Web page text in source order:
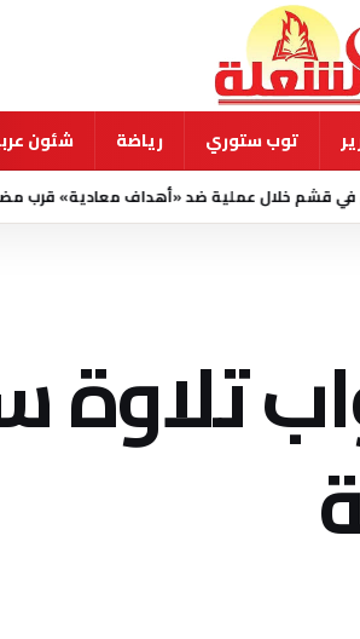
توب ستوري رياضة شئون
ضد «أهداف معادية» قرب مضيق هرمز منذ 2 ساعة
تلاوة